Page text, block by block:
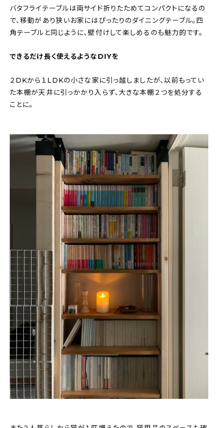
バタフライテーブルは両サイド折りたためてコンパクトになるの
で、移動があり狭いお家にはぴったりのダイニングテーブル。四
角テーブルと同じように、壁付けして楽しめるのも魅力的です。
できるだけ長く使えるようなDIYを
２DKから１LDKの小さな家に引っ越しましたが、以前もってい
た本棚が天井に引っかかり入らず、大きな本棚２つを処分する
ことに。